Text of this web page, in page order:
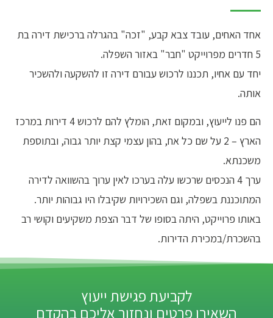
אחד האחים, עובד צבא קבע, "זכה" בהגרלה ברכישת דירה בת
5 חדרים מפרוייקט "חבר" באזור השפלה.
יחד עם אחיו, תכננו לרכוש עבורם דירה זו להשקעה ולהשכיר
אותה.
הם פנו לייעוץ, ובמקום זאת, הומלץ להם לרכוש 4 דירות במרכז
הארץ – 2 על שם כל אח, בהון עצמי קצת יותר גבוה, ובתוספת
משכנתא.
ערך 4 הנכסים שרכשו עלה בערכו לאין ערוך בהשוואה לדירה
המתוכננת בשפלה, וגם השכירויות שקיבלו היו גבוהות יותר.
באותו פרוייקט, היתה בסופו של דבר הצפת משקיעים וקושי רב
בהשכרת/במכירת הדירות.
לקביעת פגישת ייעוץ
השאירו פרטים ונחזור אליכם בהקדם